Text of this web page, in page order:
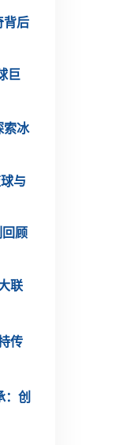
背后
巨
索冰
与
顾
联
传
：创